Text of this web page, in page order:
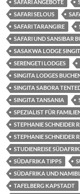
SAFARI ANGEBOTE
SAFARI SELOUS
SAFARI TARANGIRE
SAFARI UND SANSIBAR
SASAKWA LODGE
SERENGETI LODGES
SINGITA LODGES
SINGITA SABORA
SINGITA TANSANIA
SPEZIALIST FÜR
STEPHANIE SCHNEIDER
STEPHANIE SCHNEIDER
STUDIENREISE
SÜDAFRIKA TIPPS
SÜDAFRIKA UND
TAFELBERG KAPSTADT